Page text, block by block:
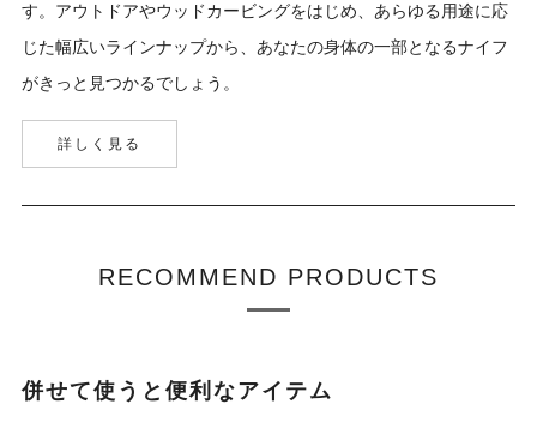
す。アウトドアやウッドカービングをはじめ、あらゆる用途に応
じた幅広いラインナップから、あなたの身体の一部となるナイフ
がきっと見つかるでしょう。
詳しく見る
RECOMMEND PRODUCTS
併せて使うと便利なアイテム